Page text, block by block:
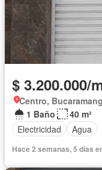
$ 3.200.000/
Centro,
1 Baño
40 m²
Electricidad
Agua
Hace 2 semanas, 5 días